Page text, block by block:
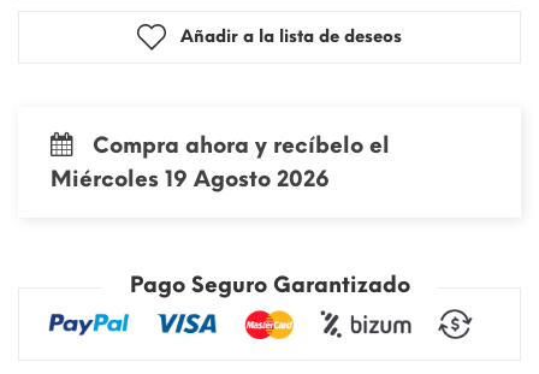
Añadir a la lista de deseos
Compra ahora y recíbelo el
Miércoles 19 Agosto 2026
Pago Seguro Garantizado